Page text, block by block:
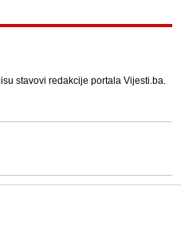
stavovi redakcije portala Vijesti.ba.